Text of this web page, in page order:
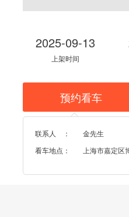
2025-09-13
上架时间
预约看车
联系人 ： 金先生
看车地点：
上海市嘉定